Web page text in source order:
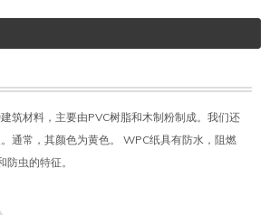
筑材料，主要由PVC树脂和木制粉制成。我们还
通常，其颜色为黄色。 WPC纸具有防水，阻燃
虫的特征。